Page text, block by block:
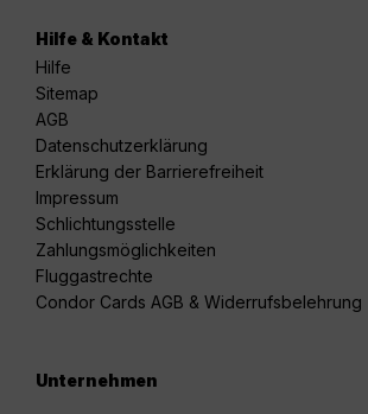
Hilfe & Kontakt
Hilfe
Sitemap
AGB
Datenschutzerklärung
Erklärung der Barrierefreiheit
Impressum
Schlichtungsstelle
Zahlungsmöglichkeiten
Fluggastrechte
Condor Cards AGB & Widerrufsbelehrung
Unternehmen